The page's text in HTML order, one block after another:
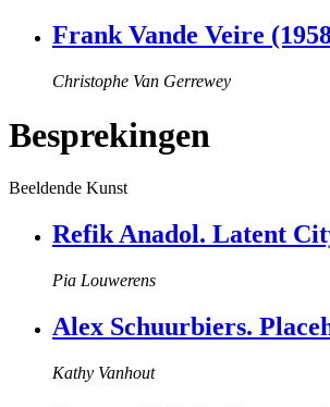
Frank Vande Veire
Christophe Van Gerrewey
Besprekingen
Beeldende Kunst
Refik Anadol. Latent
Pia Louwerens
Alex Schuurbiers.
Kathy Vanhout